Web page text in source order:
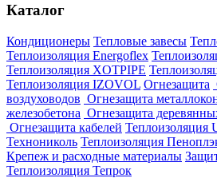
Каталог
Кондиционеры Тепловые завесы
Теплоизоляция Energoflex
Теплоизоляция XOTPIPE
Теплоизоляция IZOVOL Огнезащита
воздуховодов Огнезащита
железобетона Огнезащита
Огнезащита кабелей Теплоизоляция
Технониколь Теплоизоляция
Крепеж и расходные материалы
Теплоизоляция Тепрок